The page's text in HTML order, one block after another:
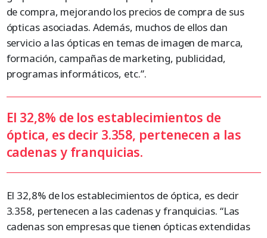
de compra, mejorando los precios de compra de sus
ópticas asociadas. Además, muchos de ellos dan
servicio a las ópticas en temas de imagen de marca,
formación, campañas de marketing, publicidad,
programas informáticos, etc.”.
El 32,8% de los establecimientos de
óptica, es decir 3.358, pertenecen a las
cadenas y franquicias.
El 32,8% de los establecimientos de óptica, es decir
3.358, pertenecen a las cadenas y franquicias. “Las
cadenas son empresas que tienen ópticas extendidas